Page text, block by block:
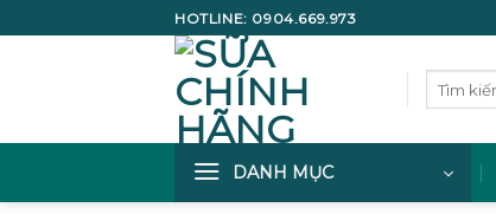
qua
HOTLINE: 0904.669.973
DANH MỤC